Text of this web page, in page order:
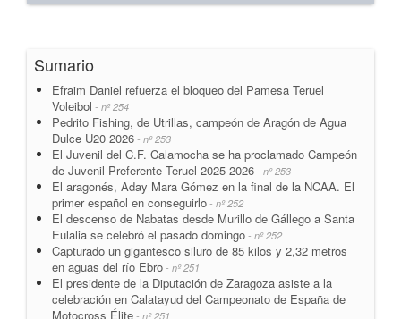
Sumario
Efraim Daniel refuerza el bloqueo del Pamesa Teruel
Voleibol - nº 254
Pedrito Fishing, de Utrillas, campeón de Aragón de Agua
Dulce U20 2026 - nº 253
El Juvenil del C.F. Calamocha se ha proclamado Campeón
de Juvenil Preferente Teruel 2025-2026 - nº 253
El aragonés, Aday Mara Gómez en la final de la NCAA. El
primer español en conseguirlo - nº 252
El descenso de Nabatas desde Murillo de Gállego a Santa
Eulalia se celebró el pasado domingo - nº 252
Capturado un gigantesco siluro de 85 kilos y 2,32 metros
en aguas del río Ebro - nº 251
El presidente de la Diputación de Zaragoza asiste a la
celebración en Calatayud del Campeonato de España de
Motocross Élite - nº 251